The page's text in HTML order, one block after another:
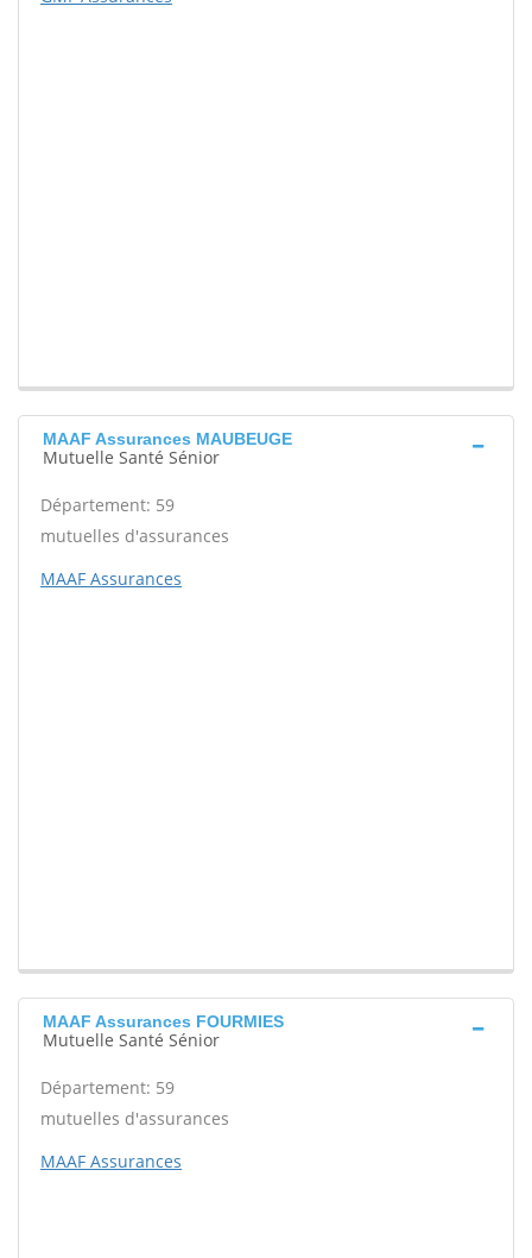
MAAF Assurances MAUBEUGE
Mutuelle Santé Sénior
Département: 59
mutuelles d'assurances
MAAF Assurances
MAAF Assurances FOURMIES
Mutuelle Santé Sénior
Département: 59
mutuelles d'assurances
MAAF Assurances